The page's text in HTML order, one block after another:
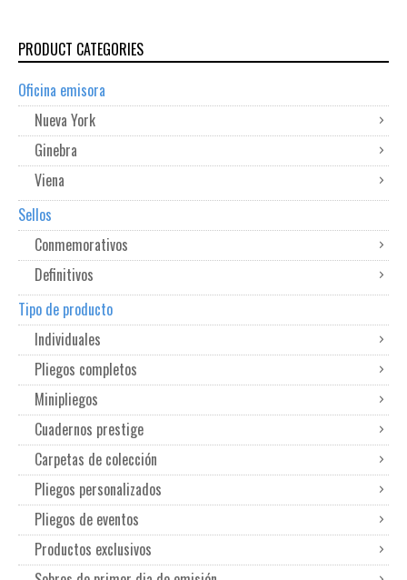
PRODUCT CATEGORIES
Oficina emisora
Nueva York
Ginebra
Viena
Sellos
Conmemorativos
Definitivos
Tipo de producto
Individuales
Pliegos completos
Minipliegos
Cuadernos prestige
Carpetas de colección
Pliegos personalizados
Pliegos de eventos
Productos exclusivos